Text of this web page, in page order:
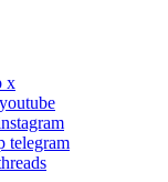
x
telegram